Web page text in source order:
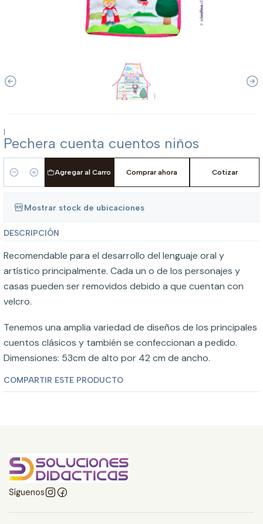
|
Pechera cuenta cuentos niños
Cantidad
Agregar al Carro Comprar ahora Cotizar
Mostrar stock de ubicaciones
DESCRIPCIÓN
Recomendable para el desarrollo del lenguaje oral y
artístico principalmente. Cada un o de los personajes y
casas pueden ser removidos debido a que cuentan con
velcro.
Tenemos una amplia variedad de diseños de los principales
cuentos clásicos y también se confeccionan a pedido.
Dimensiones: 53cm de alto por 42 cm de ancho.
COMPARTIR ESTE PRODUCTO
Síguenos